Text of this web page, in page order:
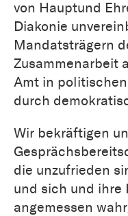
von Hauptund
Diakonie
Mandatsträgern
Zusammenarbeit
Amt in
durch
Wir bekräftigen
die unzufrieden
und sich und
angemessen